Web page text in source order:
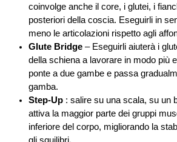
coinvolge anche il core, i glutei, i
posteriori della coscia. Eseguirli in
meno le articolazioni rispetto agli
Glute Bridge – Eseguirli aiuterà i
della schiena a lavorare in modo più
ponte a due gambe e passa
gamba.
Step-Up : salire su una scala, su un
attiva la maggior parte dei gruppi
inferiore del corpo, migliorando la